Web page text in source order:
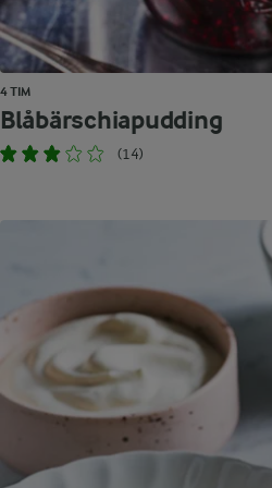
4 TIM
Blåbärschiapudding
(14)